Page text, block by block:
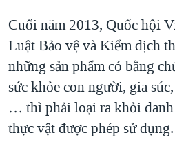
Cuối năm 2013, Quốc hội
Luật Bảo vệ và Kiểm dịch
những sản phẩm có bằng
sức khỏe con người, gia
… thì phải loại ra khỏi danh
thực vật được phép sử dụng.